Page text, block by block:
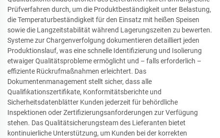
Prüfverfahren durch, um die Produktbeständigkeit unter Belastung,
die Temperaturbeständigkeit für den Einsatz mit heißen Speisen
sowie die Langzeitstabilität während Lagerungszeiten zu bewerten.
Systeme zur Chargenverfolgung dokumentieren detailliert jeden
Produktionslauf, was eine schnelle Identifizierung und Isolierung
etwaiger Qualitätsprobleme ermöglicht und – falls erforderlich –
effiziente Rückrufmaßnahmen erleichtert. Das
Dokumentenmanagement stellt sicher, dass alle
Qualifikationszertifikate, Konformitätsberichte und
Sicherheitsdatenblätter Kunden jederzeit für behördliche
Inspektionen oder Zertifizierungsanforderungen zur Verfügung
stehen. Das Qualitätsicherungsteam des Lieferanten bietet
kontinuierliche Unterstützung, um Kunden bei der korrekten